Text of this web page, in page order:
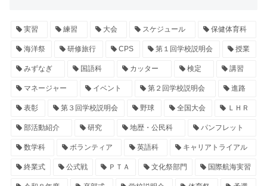
実習 練習 大会 スケジュール 保健体育科
海洋祭 研修旅行 CPS 第１回学校説明会 授業
みずなぎ 国語科 カッター 検定 講習
マネージャー イベント 第２回学校説明会 進路
表彰 第３回学校説明会 野球 全国大会 ＬＨＲ
部活動紹介 研究 地歴・公民科 パンフレット
数学科 ボランティア 英語科 キャリアトライアル
終業式 公式戦 ＰＴＡ 文化祭部門 国際航海実習